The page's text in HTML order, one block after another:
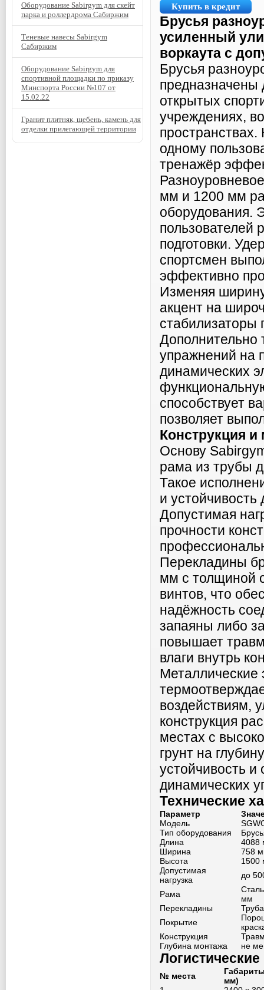
Купить в кредит
Брусья
усиленный
воркаута с
Брусья
предназначены
открытых
учреждениях,
пространствах.
одному
тренажёр
мм и 1200 мм
оборудования.
пользователей
подготовки.
спортсмен
эффективно
Изменяя
акцент на
стабилизаторы
Дополнительно
упражнений на
динамических
способствует
позволяет
Конструкция
Основу
рама из трубы
Такое
и устойчивость
Допустимая
прочности
Перекладины
мм с толщиной
винтов, что
надёжность
запаяны либо
повышает
влаги внутрь
воздействиям,
конструкция
местах с
грунт на
устойчивость
динамических
Технические
Параметр
Модель
Тип оборудования
Длина
4088
Ширина
758
Высота
1500
Допустимая
нагрузка
до
Рама
мм
Перекладины
Покрытие
Конструкция
Глубина монтажа
не
№ места
мм)
Оборудование Sabirgym для скейт
парка и роллердрома Сабиржим
Теневые навесы Sabirgym
Сабиржим
Оборудование Sabirgym для
спортивной площадки по приказу
Минспорта России №107 от
15.02.22
Гранит плитняк, щебень, камень для
отделки прилегающей территории